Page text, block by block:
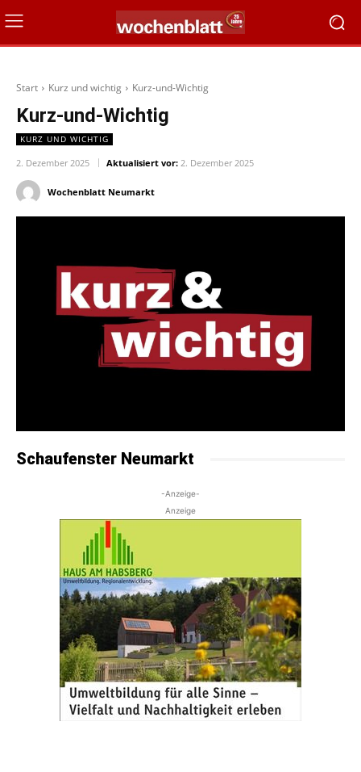
Start Kurz und wichtig Kurz-und-Wichtig
Kurz-und-Wichtig
KURZ UND WICHTIG
2. Dezember 2025 Aktualisiert vor: 2. Dezember 2025
Wochenblatt Neumarkt
Schaufenster Neumarkt
-Anzeige-
Anzeige